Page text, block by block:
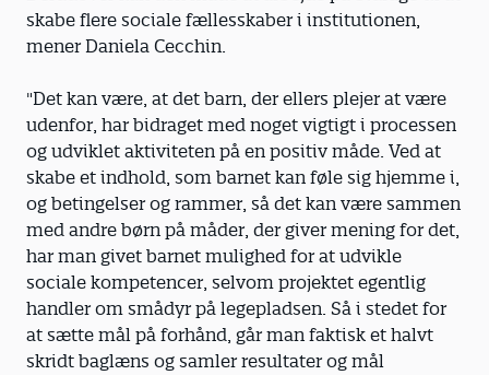
skabe flere sociale fællesskaber i institutionen,
mener Daniela Cecchin.
"Det kan være, at det barn, der ellers plejer at være
udenfor, har bidraget med noget vigtigt i processen
og udviklet aktiviteten på en positiv måde. Ved at
skabe et indhold, som barnet kan føle sig hjemme i,
og betingelser og rammer, så det kan være sammen
med andre børn på måder, der giver mening for det,
har man givet barnet mulighed for at udvikle
sociale kompetencer, selvom projektet egentlig
handler om smådyr på lege­pladsen. Så i stedet for
at sætte mål på forhånd, går man faktisk et halvt
skridt baglæns og samler resultater og mål